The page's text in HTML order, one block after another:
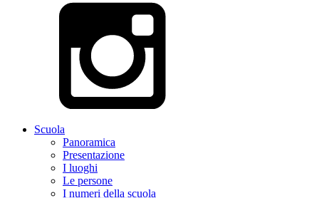
Scuola
Panoramica
Presentazione
I luoghi
Le persone
I numeri della scuola